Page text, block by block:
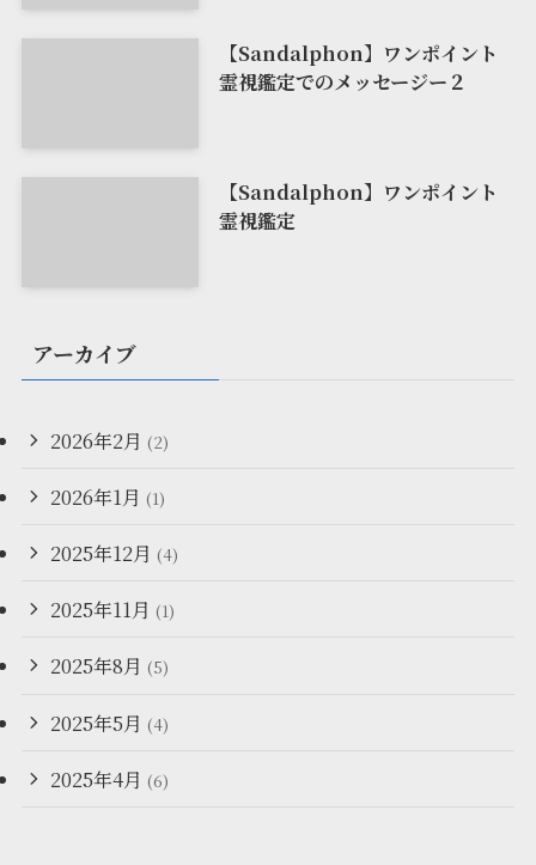
【Sandalphon】ワンポイント
霊視鑑定でのメッセージー２
【Sandalphon】ワンポイント
霊視鑑定
アーカイブ
2026年2月 (2)
2026年1月 (1)
2025年12月 (4)
2025年11月 (1)
2025年8月 (5)
2025年5月 (4)
2025年4月 (6)